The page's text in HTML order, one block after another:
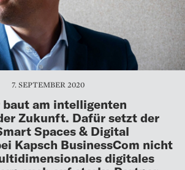
7. SEPTEMBER 2020
am intelligenten
Zukunft. Dafür setzt der
Spaces & Digital
Kapsch BusinessCom nicht
digitales